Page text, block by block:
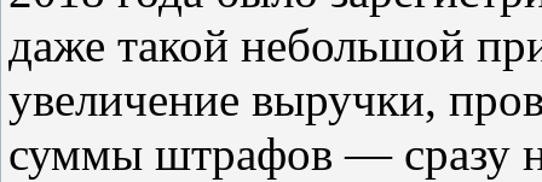
даже такой небольшой
увеличение выручки,
суммы штрафов — сразу